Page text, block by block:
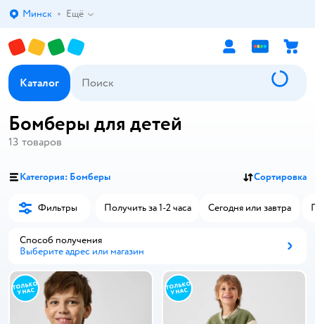
Выбор адреса доставки.
Минск Ещё
Каталог
Бомберы для детей
13 товаров
Категория: Бомберы Сортировка
Фильтры Получить за 1-2 часа Сегодня или завтра
Способ получения
Выберите адрес или магазин